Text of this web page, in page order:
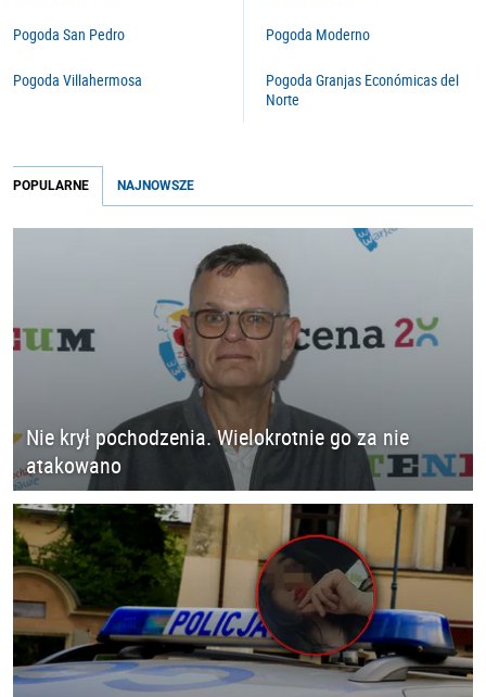
Pogoda San Pedro
Pogoda Villahermosa
Pogoda Moderno
Pogoda Granjas Económicas del
Norte
POPULARNE NAJNOWSZE
Nie krył pochodzenia. Wielokrotnie go za nie
atakowano